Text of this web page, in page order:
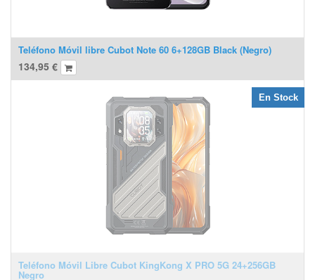
Teléfono Móvil libre Cubot Note 60 6+128GB Black (Negro)
134,95 €
Teléfono Móvil Libre Cubot KingKong X PRO 5G 24+256GB
Negro
En Stock